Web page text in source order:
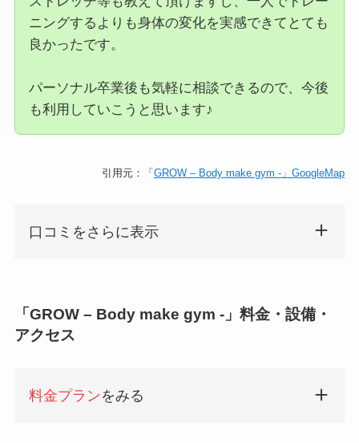
ニングするよりも身体の変化を実感できてとても
良かったです。
パーソナル卒業後も気軽に相談できるので、今後
も利用していこうと思います♪
引用元：「GROW – Body make gym -」GoogleMap
口コミをさらに表示
「GROW – Body make gym -」料金・設備・
アクセス
料金プランをみる